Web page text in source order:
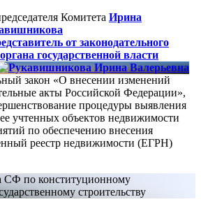
Комитета Ирина
от законодательного
государственной власти
закон «О внесении изменений
акты Российской Федерации»,
процедуры выявления
учтенных объектов недвижимости
по обеспечению внесения
реестр недвижимости (ЕГРН)